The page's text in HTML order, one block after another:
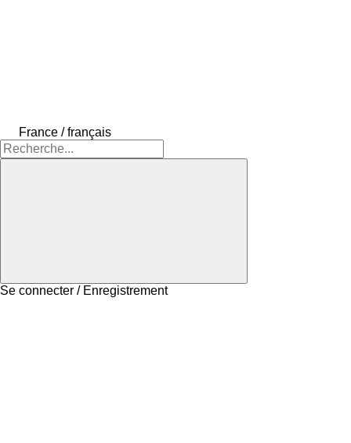
France / français
Se connecter / Enregistrement